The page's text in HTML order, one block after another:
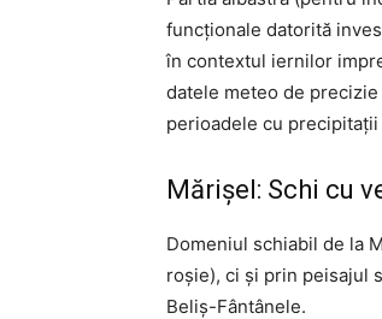
funcționale datorită
în contextul iernilor
datele meteo de
perioadele cu
Mărișel: Schi cu
Domeniul schiabil de la
roșie), ci și prin peisajul
Beliș-Fântânele.